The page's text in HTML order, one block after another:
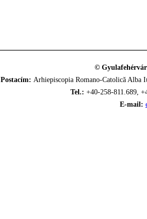
©
Postacím: Arhiepiscopia Romano-Catolică
Tel.: +40-258-811.689,
E-mail: